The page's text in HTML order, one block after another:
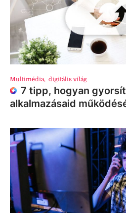
Multimédia, digitális világ
7 tipp, hogyan
alkalmazásaid